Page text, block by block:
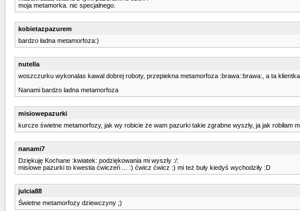
moja metamorka. nic specjalnego.
kobietazpazurem
bardzo ładna metamorfoza:)
nutella
woszczurku wykonalas kawal dobrej roboty, przepiekna metamorfoza :brawa::brawa:, a ta
Nanami bardzo ladna metamorfoza
misiowepazurki
kurcze świetne metamorfozy, jak wy robicie że wam pazurki takie zgrabne wyszły, ja jak robiłam
nanami7
Dziękuję Kochane :kwiatek: podziękowania mi wyszły :/:
misiowe pazurki to kwestia ćwiczeń ... :) ćwicz ćwicz :) mi też buły kiedyś wychodziły :D
julcia88
Świetne metamorfozy dziewczyny ;)